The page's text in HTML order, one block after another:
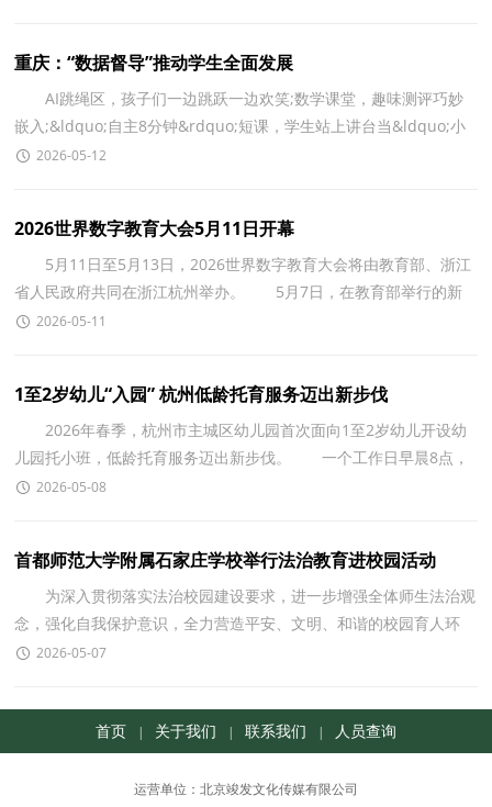
重庆：“数据督导”推动学生全面发展
AI跳绳区，孩子们一边跳跃一边欢笑;数学课堂，趣味测评巧妙
嵌入;&ldquo;自主8分钟&rdquo;短课，学生站上讲台当&ldquo;小
老师&rdquo;&hellip;&hellip;这一幕幕鲜活课堂场景背
2026-05-12
2026世界数字教育大会5月11日开幕
5月11日至5月13日，2026世界数字教育大会将由教育部、浙江
省人民政府共同在浙江杭州举办。 5月7日，在教育部举行的新
闻发布会上，教育部国际合作与交流司司长杨丹介绍，5月1
2026-05-11
1至2岁幼儿“入园” 杭州低龄托育服务迈出新步伐
2026年春季，杭州市主城区幼儿园首次面向1至2岁幼儿开设幼
儿园托小班，低龄托育服务迈出新步伐。 一个工作日早晨8点，
杭州拱墅区东新实验幼托园门口，园长周蕾带领4名教师早
2026-05-08
首都师范大学附属石家庄学校举行法治教育进校园活动
为深入贯彻落实法治校园建设要求，进一步增强全体师生法治观
念，强化自我保护意识，全力营造平安、文明、和谐的校园育人环
境，扣好青少年人生&ldquo;法治第一粒扣子"，近日，首都师
2026-05-07
首页 关于我们 联系我们 人员查询
运营单位：北京竣发文化传媒有限公司